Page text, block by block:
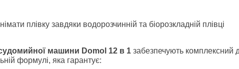
плівку завдяки водорозчинній та біорозкладній плівці
машини Domol 12 в 1 забезпечують комплексний
формулі, яка гарантує: